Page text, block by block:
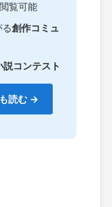
覧可能
創作コミュ
説コンテスト
読む →